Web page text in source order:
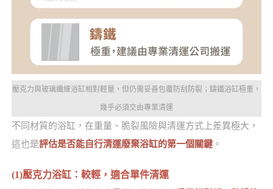
壓克力與玻璃纖維浴缸相對輕量，但仍需妥善包覆防刮防裂；鑄鐵浴缸極重，
幾乎必須交由專業清運
不同材質的浴缸，在重量、脆裂風險與清運方式上差異極大，
這也是評估是否能自行清運廢棄浴缸的第一個關鍵。
(1)壓克力浴缸：較輕，適合單件清運